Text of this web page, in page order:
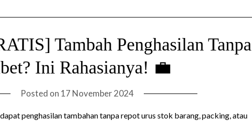
Tambah Penghasilan Tanpa
Ini Rahasianya! 💼
Posted on 17 November 2024
penghasilan tambahan tanpa repot urus stok barang, packing, atau